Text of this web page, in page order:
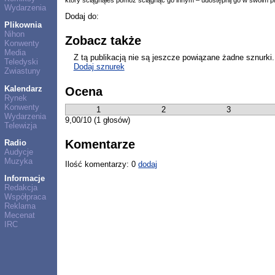
Wydarzenia
Plikownia
Nihon
Konwenty
Media
Teledyski
Zwiastuny
Kalendarz
Rynek
Konwenty
Wydarzenia
Telewizja
Radio
Audycje
Muzyka
Informacje
Redakcja
Współpraca
Reklama
Mecenat
IRC
Dodaj do:
Zobacz także
Z tą publikacją nie są jeszcze powiązane żadne sznurki.
Dodaj sznurek
Ocena
1 2 3
9,00/10 (1 głosów)
Komentarze
Ilość komentarzy: 0dodaj